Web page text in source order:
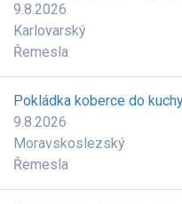
9.8.2026
Karlovarský
Řemesla
Pokládka koberce do
9.8.2026
Moravskoslezský
Řemesla